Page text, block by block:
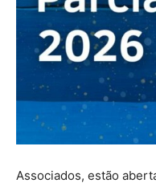
Associados, estão